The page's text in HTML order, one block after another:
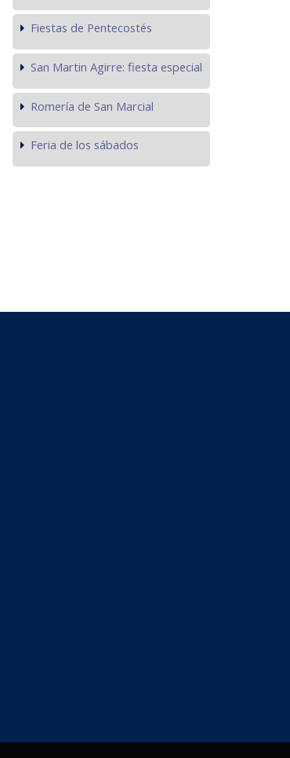
Fiestas de Pentecostés
San Martin Agirre: fiesta especial
Romería de San Marcial
Feria de los sábados